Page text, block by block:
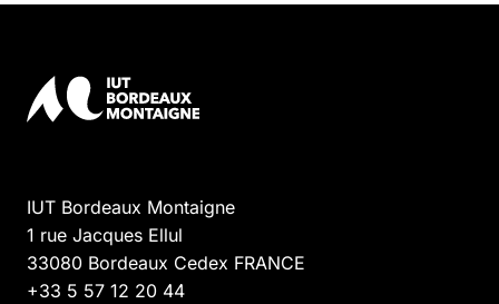
IUT Bordeaux Montaigne
1 rue Jacques Ellul
33080 Bordeaux Cedex FRANCE
+33 5 57 12 20 44